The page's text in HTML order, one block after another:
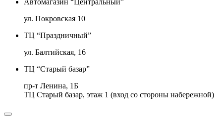
ул. Покровская 10
ТЦ “Праздничный”
ул. Балтийская, 16
ТЦ “Старый базар”
пр-т Ленина, 1Б
ТЦ Старый базар, этаж 1 (вход со стороны набережной)